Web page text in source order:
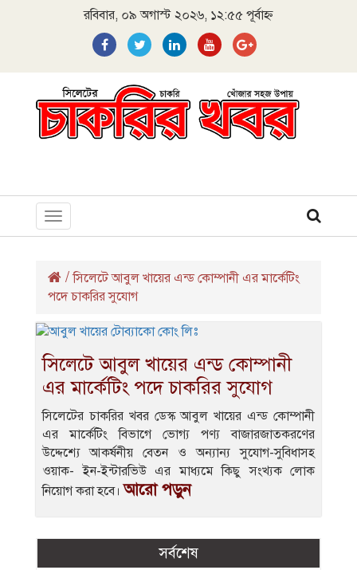
রবিবার, ০৯ অগাস্ট ২০২৬, ১২:৫৫ পূর্বাহ্ন
Toggle
navigation
/সিলেটে আবুল খায়ের এন্ড কোম্পানী এর মার্কেটিং
পদে চাকরির সুযোগ
সিলেটে আবুল খায়ের এন্ড কোম্পানী
এর মার্কেটিং পদে চাকরির সুযোগ
সিলেটের চাকরির খবর ডেস্ক আবুল খায়ের এন্ড কোম্পানী
এর মার্কেটিং বিভাগে ভােগ্য পণ্য বাজারজাতকরণের
উদ্দেশ্যে আকর্ষনীয় বেতন ও অন্যান্য সুযােগ-সুবিধাসহ
ওয়াক- ইন-ইন্টারভিউ এর মাধ্যমে কিছু সংখ্যক লােক
নিয়ােগ করা হবে।আরো পড়ুন
সর্বশেষ